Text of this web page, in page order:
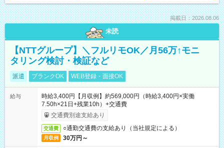
掲載日：2026.08.06
未読
【NTTグループ】＼フルリモOK／月56万↑モニ
タリング検討・検証など
派遣 ブランクOK WEB登録・面接OK
給与
時給3,400円【月収例】約569,000円（時給3,400円×実働
7.50h×21日+残業10h）+交通費
交通費別途支給あり
交通費 ○通勤交通費の支給あり（当社規定による）
月収例 30万円～